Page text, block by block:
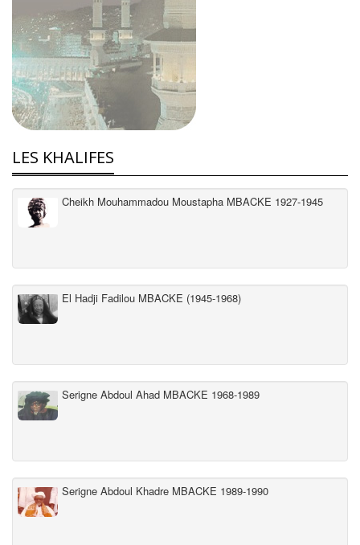
LES KHALIFES
Cheikh Mouhammadou Moustapha MBACKE 1927-1945
El Hadji Fadilou MBACKE (1945-1968)
Serigne Abdoul Ahad MBACKE 1968-1989
Serigne Abdoul Khadre MBACKE 1989-1990